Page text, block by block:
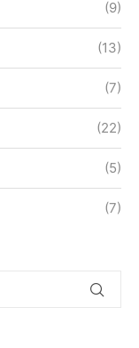
(9)
(13)
(7)
(22)
(5)
(7)